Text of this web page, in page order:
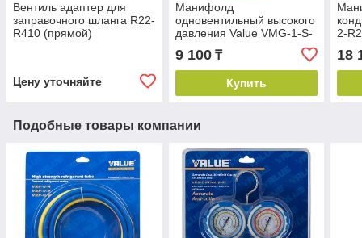
Вентиль адаптер для
заправочного шланга R22-
R410 (прямой)
Цену уточняйте
Манифолд
одновентильный высокого
давления Value VMG-1-S-
9 100₸
Купить
2-
18
Подобные товары компании